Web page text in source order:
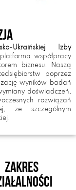
Ukraińskiej Izby
współpracy
biznesu. Naszą
poprzez
wyników badań
doświadczeń,
rozwiązań
ze szczególnym
Zakres